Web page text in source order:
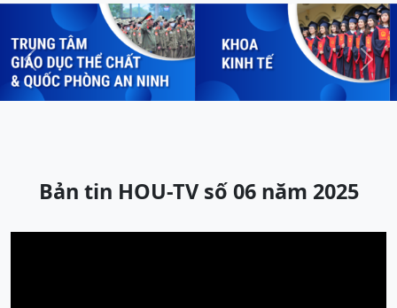
Previous Next
Bản tin HOU-TV số 06 năm 2025